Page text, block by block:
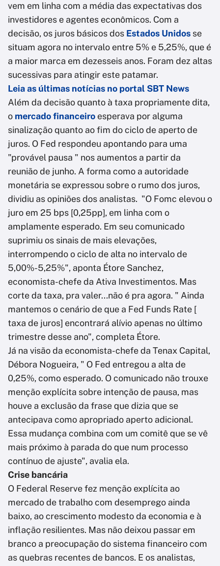
vem em linha com a média das expectativas dos
investidores e agentes econômicos. Com a
decisão, os juros básicos dos Estados Unidos se
situam agora no intervalo entre 5% e 5,25%, que é
a maior marca em dezesseis anos. Foram dez altas
sucessivas para atingir este patamar.
Leia as últimas notícias no portal SBT News
Além da decisão quanto à taxa propriamente dita,
o mercado financeiro esperava por alguma
sinalização quanto ao fim do ciclo de aperto de
juros. O Fed respondeu apontando para uma
"provável pausa " nos aumentos a partir da
reunião de junho. A forma como a autoridade
monetária se expressou sobre o rumo dos juros,
dividiu as opiniões dos analistas. "O Fomc elevou o
juro em 25 bps [0,25pp], em linha com o
amplamente esperado. Em seu comunicado
suprimiu os sinais de mais elevações,
interrompendo o ciclo de alta no intervalo de
5,00%-5,25%", aponta Étore Sanchez,
economista-chefe da Ativa Investimentos. Mas
corte da taxa, pra valer...não é pra agora. " Ainda
mantemos o cenário de que a Fed Funds Rate [
taxa de juros] encontrará alívio apenas no último
trimestre desse ano", completa Étore.
Já na visão da economista-chefe da Tenax Capital,
Débora Nogueira, " O Fed entregou a alta de
0,25%, como esperado. O comunicado não trouxe
menção explícita sobre intenção de pausa, mas
houve a exclusão da frase que dizia que se
antecipava como apropriado aperto adicional.
Essa mudança combina com um comitê que se vê
mais próximo à parada do que num processo
contínuo de ajuste", avalia ela.
Crise bancária
O Federal Reserve fez menção explícita ao
mercado de trabalho com desemprego ainda
baixo, ao crescimento modesto da economia e à
inflação resilientes. Mas não deixou passar em
branco a preocupação do sistema financeiro com
as quebras recentes de bancos. E os analistas,